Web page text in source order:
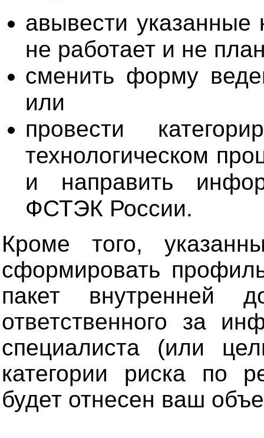
авывести
не работает и не
сменить форму
или
провести
технологическом
и направить
ФСТЭК России.
Кроме того,
сформировать
пакет внутренней
ответственного за
специалиста (или
категории риска по
будет отнесен ваш